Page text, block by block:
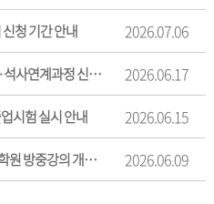
청 기간 안내 2026.07.06
2026학년도 2학기 학·석사연계과정 신청기간 안내 2026.06.17
시험 실시 안내 2026.06.15
2026학년도 2학기 대학원 방중강의 개설과목 및 수강신청 안내 2026.06.09